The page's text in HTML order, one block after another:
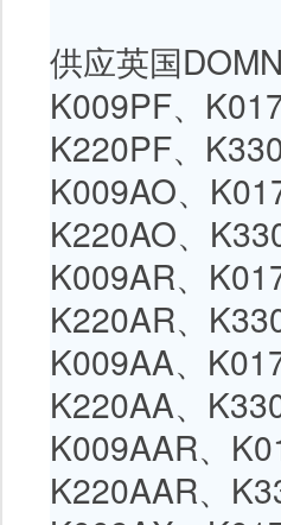
供应英国
K009PF、
K220PF、
K009AO、
K220AO、
K009AR、
K220AR、
K009AA、
K220AA、
K009AAR、
K220AAR、